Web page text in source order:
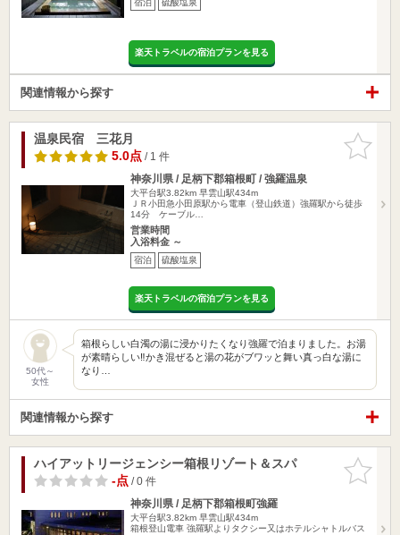
宿泊 硫酸塩泉
楽天トラベルの宿泊プランを見る
関連情報から探す
お気に入
りに追加
温泉民宿 三花月
5.0点/ 1 件
神奈川県 / 足柄下郡箱根町 / 強羅温泉
大平台駅3.82km 早雲山駅434m
ＪＲ小田急小田原駅から電車（登山鉄道）強羅駅から徒歩
14分 ケーブル…
営業時間
入浴料金 ～
宿泊 硫酸塩泉
楽天トラベルの宿泊プランを見る
50代～
女性
箱根らしい白濁の湯に浸かりたくなり強羅で泊まりました。お湯
が素晴らしい‼︎かき混ぜると湯の花がブワッと舞い真っ白な湯に
なり…
関連情報から探す
お気に入
りに追加
ハイアットリージェンシー箱根リゾート＆スパ
-点/ 0 件
神奈川県 / 足柄下郡箱根町強羅
大平台駅3.82km 早雲山駅434m
箱根登山電車 強羅駅よりタクシー又はホテルシャトルバス